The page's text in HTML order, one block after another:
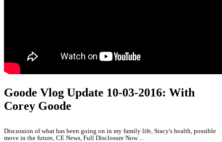
Goode Vlog Update 10-03-2016: With
Corey Goode
Discussion of what has been going on in my family life, Stacy's health, possible
move in the future, CE News, Full Disclosure Now ...